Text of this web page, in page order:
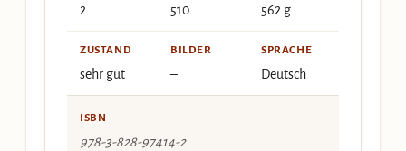
2 510 562 g
ZUSTAND
sehr gut
BILDER
–
SPRACHE
Deutsch
ISBN
978-3-828-97414-2